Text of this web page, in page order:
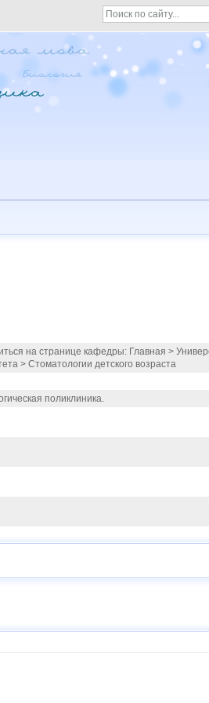
на странице кафедры: Главная >
> Стоматологии детского возраста
поликлиника.